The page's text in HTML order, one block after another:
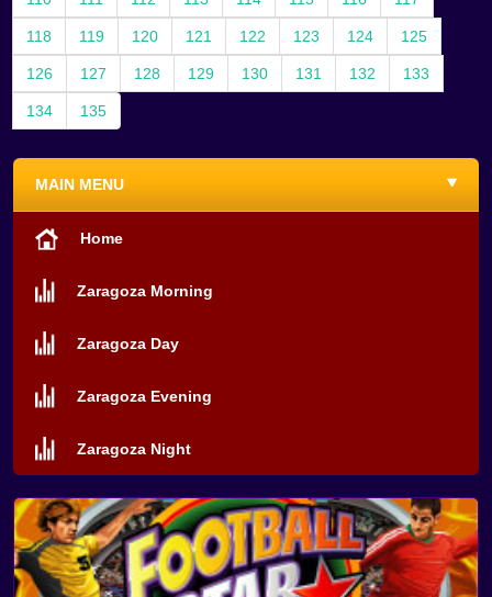
MAIN MENU
Home
Zaragoza Morning
Zaragoza Day
Zaragoza Evening
Zaragoza Night
118 119 120 121 122 123 124 125
126 127 128 129 130 131 132 133
134 135